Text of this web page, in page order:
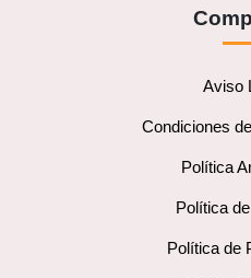
Aviso
Condiciones
Política
Política
Política de